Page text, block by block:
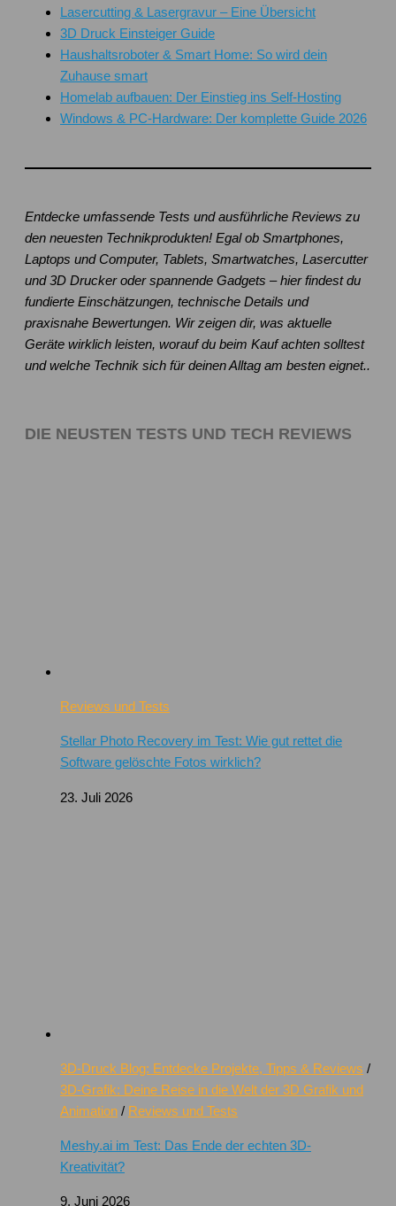
Lasercutting & Lasergravur – Eine Übersicht
3D Druck Einsteiger Guide
Haushaltsroboter & Smart Home: So wird dein
Zuhause smart
Homelab aufbauen: Der Einstieg ins Self-Hosting
Windows & PC-Hardware: Der komplette Guide 2026
Entdecke umfassende Tests und ausführliche Reviews zu
den neuesten Technikprodukten! Egal ob Smartphones,
Laptops und Computer, Tablets, Smartwatches, Lasercutter
und 3D Drucker oder spannende Gadgets – hier findest du
fundierte Einschätzungen, technische Details und
praxisnahe Bewertungen. Wir zeigen dir, was aktuelle
Geräte wirklich leisten, worauf du beim Kauf achten solltest
und welche Technik sich für deinen Alltag am besten eignet..
DIE NEUSTEN TESTS UND TECH REVIEWS
Reviews und Tests
Stellar Photo Recovery im Test: Wie gut rettet die
Software gelöschte Fotos wirklich?
23. Juli 2026
3D-Druck Blog: Entdecke Projekte, Tipps & Reviews /
3D-Grafik: Deine Reise in die Welt der 3D Grafik und
Animation / Reviews und Tests
Meshy.ai im Test: Das Ende der echten 3D-
Kreativität?
9. Juni 2026